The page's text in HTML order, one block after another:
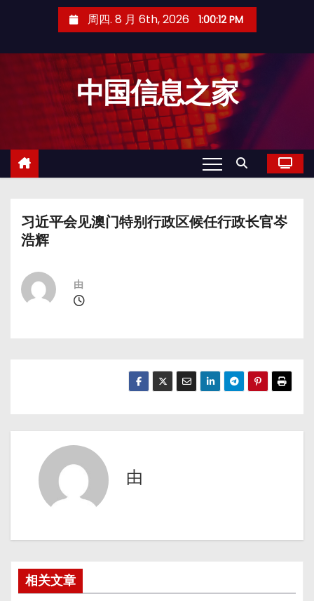
周四. 8 月 6th, 2026 1:00:12 PM
中国信息之家
习近平会见澳门特别行政区候任行政长官岑
浩辉
由
由
相关文章